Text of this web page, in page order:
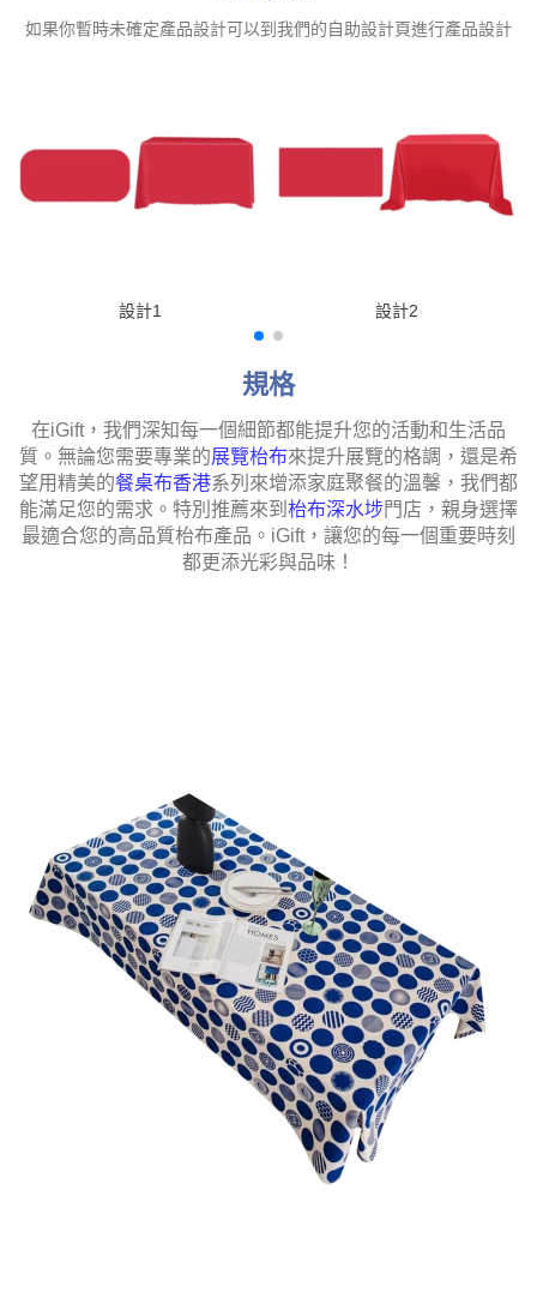
如果你暫時未確定產品設計可以到我們的自助設計頁進行產品設計
設計1 設計2
規格
在iGift，我們深知每一個細節都能提升您的活動和生活品
質。無論您需要專業的展覽枱布來提升展覽的格調，還是希
望用精美的餐桌布香港系列來增添家庭聚餐的溫馨， 我們都
能滿足您的需求。 特別推薦來到 枱布深水埗門店，親身選擇
最適合您的高品質枱布產品。 iGift，讓您的每一個重要時刻
都更添光彩與品味！